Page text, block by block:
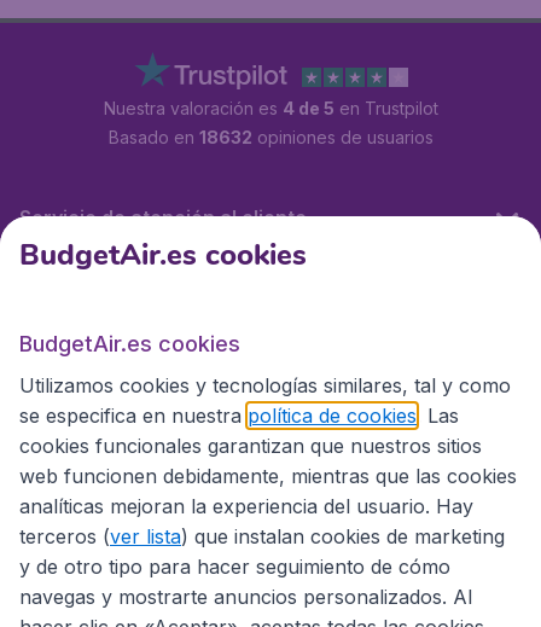
Nuestra valoración es 4 de 5 en Trustpilot
Basado en 18632 opiniones de usuarios
Servicio de atención al cliente
Sitios internacionales
BudgetAir.es cookies
BudgetAir.es cookies
Utilizamos cookies y tecnologías similares, tal y como
se especifica en nuestra política de cookies . Las
cookies funcionales garantizan que nuestros sitios
web funcionen debidamente, mientras que las cookies
analíticas mejoran la experiencia del usuario. Hay
terceros (ver lista) que instalan cookies de marketing
y de otro tipo para hacer seguimiento de cómo
navegas y mostrarte anuncios personalizados. Al